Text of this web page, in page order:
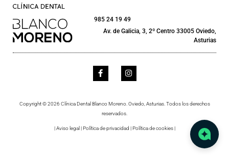
985 24 19 49
Av. de Galicia, 3, 2º Centro 33005 Oviedo,
Asturias
Copyright © 2026 Clínica Dental Blanco Moreno. Oviedo, Asturias. Todos los derechos
reservados.
|Aviso legal |Política de privacidad |Política de cookies|